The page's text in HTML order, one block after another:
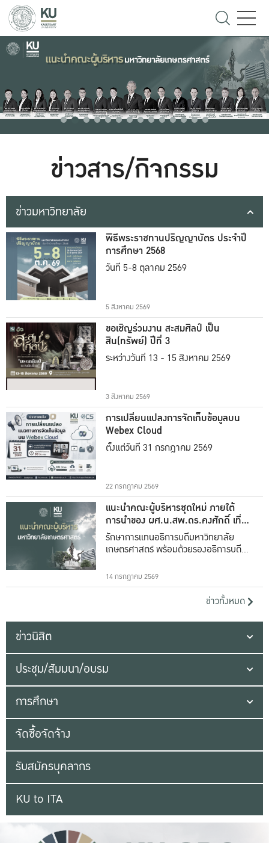
ข่าวสาร/กิจกรรม
ข่าวมหาวิทยาลัย
พิธีพระราชทานปริญญาบัตร ประจำปี
การศึกษา 2568
วันที่ 5-8 ตุลาคม 2569
5 สิงหาคม 2569
ขอเชิญร่วมงาน สะสมศิลป์ เป็น
สิน(ทรัพย์) ปีที่ 3
ระหว่างวันที่ 13 - 15 สิงหาคม 2569
3 สิงหาคม 2569
การเปลี่ยนแปลงการจัดเก็บข้อมูลบน
Webex Cloud
ตั้งแต่วันที่ 31 กรกฎาคม 2569
22 กรกฎาคม 2569
แนะนำคณะผู้บริหารชุดใหม่ ภายใต้
การนำของ ผศ.น.สพ.ดร.คงศักดิ์ เที่ยง
ธรรม
รักษาการแทนอธิการบดีมหาวิทยาลัย
เกษตรศาสตร์ พร้อมด้วยรองอธิการบดีทั้ง
14 กรกฎาคม 2569
ข่าวทั้งหมด
ข่าวนิสิต
ประชุม/สัมมนา/อบรม
การศึกษา
จัดซื้อจัดจ้าง
รับสมัครบุคลากร
KU to ITA